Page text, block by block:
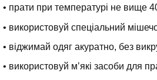
• прати при температурі не вище
• використовуй спеціальний
• віджимай одяг акуратно, без
• використовуй мʼякі засоби для